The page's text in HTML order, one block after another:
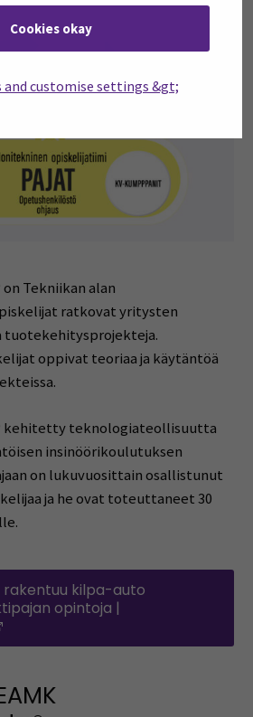
Cookies okay
and customise settings &gt;
Tekniikan alan
ratkovat yritysten
tuotekehitysprojekteja.
oppivat teoriaa ja käytäntöä
kehitetty teknologiateollisuutta
insinöörikoulutuksen
on lukuvuosittain osallistunut
ja he ovat toteuttaneet 30
rakentuu kilpa-auto
opintoja |